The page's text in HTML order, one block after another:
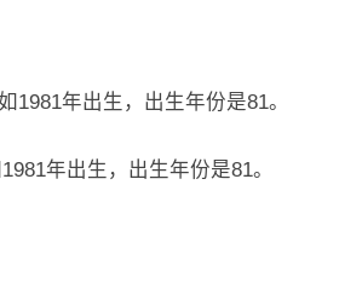
1981年出生，出生年份是81。
年出生，出生年份是81。